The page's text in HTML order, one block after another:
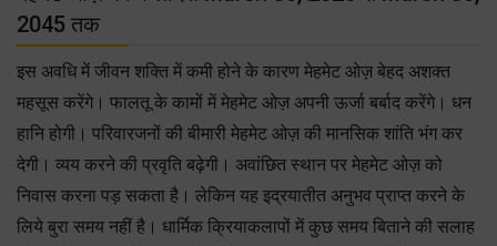
2045 तक
इस अवधि में जीवन शक्ति में कमी होने के कारण मेहमेट ओज़ बेहद अशक्त
महसूस करेंगे। फालतू के कामों में मेहमेट ओज़ अपनी ऊर्जा बर्बाद करेंगे। धन
हानि होगी। परिवारजनों की बीमारी मेहमेट ओज़ की मानसिक शांति भंग कर
देगी। व्यय करने की प्रवृति बढ़ेगी। अवांछित स्थान पर मेहमेट ओज़ को
निवास करना पड़ सकता है। लेकिन यह इद्रयातीत अनुभव प्राप्त करने के
लिये बुरा समय नहीं है। धार्मिक क्रियाकलापों में कुछ समय बिताने की सलाह